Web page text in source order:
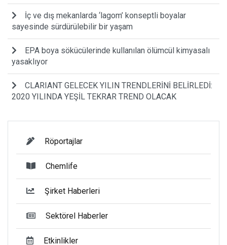
İç ve dış mekanlarda ‘lagom’ konseptli boyalar
sayesinde sürdürülebilir bir yaşam
EPA boya sökücülerinde kullanılan ölümcül kimyasalı
yasaklıyor
CLARIANT GELECEK YILIN TRENDLERİNİ BELİRLEDİ:
2020 YILINDA YEŞİL TEKRAR TREND OLACAK
Röportajlar
Chemlife
Şirket Haberleri
Sektörel Haberler
Etkinlikler